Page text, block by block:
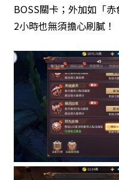
BOSS關卡；外加如「
2小時也無須擔心刷膩！